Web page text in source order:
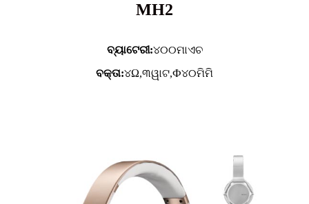
MH2
ବ୍ୟାଟେରୀ:୪୦୦ମାଏଚ
ବକ୍ତା:୪Ω,୩ୱାଟ,Ф୪୦ମିମି